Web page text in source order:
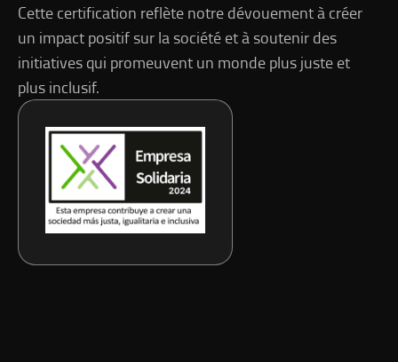
Cette certification reflète notre dévouement à créer
un impact positif sur la société et à soutenir des
initiatives qui promeuvent un monde plus juste et
plus inclusif.